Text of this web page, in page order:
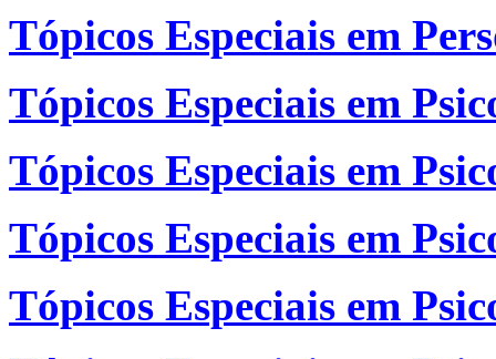
Tópicos Especiais em
Tópicos Especiais em
Tópicos Especiais em
Tópicos Especiais em
Tópicos Especiais em